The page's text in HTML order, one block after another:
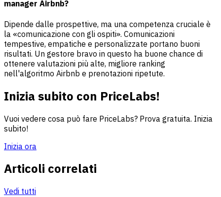
manager Airbnb?
Dipende dalle prospettive, ma una competenza cruciale è
la «comunicazione con gli ospiti». Comunicazioni
tempestive, empatiche e personalizzate portano buoni
risultati. Un gestore bravo in questo ha buone chance di
ottenere valutazioni più alte, migliore ranking
nell'algoritmo Airbnb e prenotazioni ripetute.
Inizia subito con PriceLabs!
Vuoi vedere cosa può fare PriceLabs? Prova gratuita. Inizia
subito!
Inizia ora
Articoli correlati
Vedi tutti